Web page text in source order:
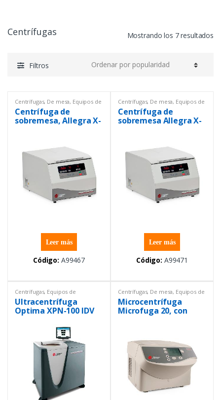
Centrífugas Mostrando los 7 resultados
Filtros
Centrífugas, De mesa, Equipos de
Laboratorio
Centrífuga de
sobremesa, Allegra X-
Leer más
Código: A99467
Centrífugas, De mesa, Equipos de
Laboratorio
Centrífuga de
sobremesa Allegra X-
Leer más
Código: A99471
Centrífugas, Equipos de
Laboratorio Ultracentrífugas
Ultracentrífuga
Optima XPN-100 IDV
Centrífugas, De mesa, Equipos de
Laboratorio
Microcentrífuga
Microfuga 20, con